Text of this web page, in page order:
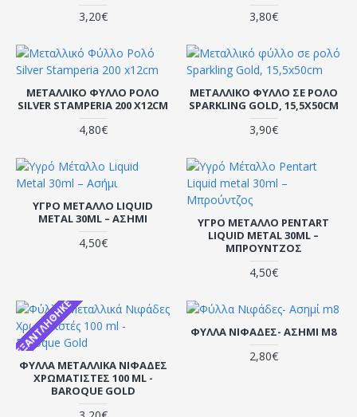
3,20€ 3,80€
ΜΕΤΑΛΛΙΚΌ ΦΎΛΛΟ ΡΟΛΌ
SILVER STAMPERIA 200 X12CM
4,80€
ΜΕΤΑΛΛΙΚΌ ΦΎΛΛΟ ΣΕ ΡΟΛΌ
SPARKLING GOLD, 15,5X50CM
3,90€
ΥΓΡΌ ΜΈΤΑΛΛΟ LIQUID
METAL 30ML – ΑΣΉΜΙ
4,50€
ΥΓΡΌ ΜΈΤΑΛΛΟ PENTART
LIQUID METAL 30ML –
ΜΠΡΟΎΝΤΖΟΣ
4,50€
ΕΞΑΝΤΛΉΘΗΚΕ
ΦΎΛΛΑ ΜΕΤΑΛΛΙΚΆ NΙΦΆΔΕΣ
ΧΡΩΜΑΤΙΣΤΈΣ 100 ML -
BAROQUE GOLD
ΦΎΛΛΑ ΝΙΦΆΔΕΣ- ΑΣΗΜΊ M8
2,80€